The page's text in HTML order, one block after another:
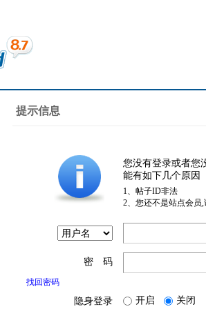
提示信息
您没有登录或者您
能有如下几个原因
1、帖子ID非法
2、您还不是站点会员
密 码
找回密码
隐身登录 开启 关闭